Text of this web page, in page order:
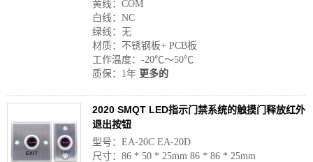
黄线：COM
白线：NC
绿线：无
材质：不锈钢板+ PCB板
工作温度：-20℃〜50℃
质保：1年 更多的
2020 SMQT LED指示门禁系统的触摸门释放红外
退出按钮
型号：EA-20C EA-20D
尺寸：86 * 50 * 25mm 86 * 86 * 25mm